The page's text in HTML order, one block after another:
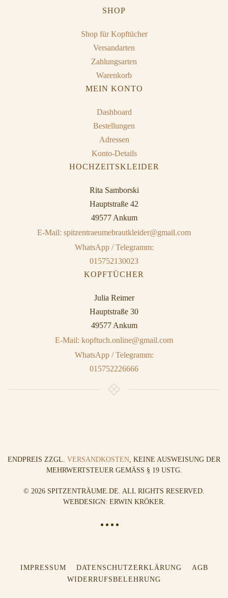
SHOP
Shop für Kopftücher
Versandarten
Zahlungsarten
Warenkorb
MEIN KONTO
Dashboard
Bestellungen
Adressen
Konto-Details
HOCHZEITSKLEIDER
Rita Samborski
Hauptstraße 42
49577 Ankum
E-Mail: spitzentraeumebrautkleider@gmail.com
WhatsApp / Telegramm:
015752130023
KOPFTÜCHER
Julia Reimer
Hauptstraße 30
49577 Ankum
E-Mail: kopftuch.online@gmail.com
WhatsApp / Telegramm:
015752226666
ENDPREIS ZZGL. VERSANDKOSTEN, KEINE AUSWEISUNG DER
MEHRWERTSTEUER GEMÄSS § 19 USTG.
© 2026 SPITZENTRÄUME.DE. ALL RIGHTS RESERVED.
WEBDESIGN: ERWIN KRÖKER.
IMPRESSUM DATENSCHUTZERKLÄRUNG
AGB
WIDERRUFSBELEHRUNG